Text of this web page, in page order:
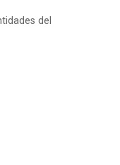
del